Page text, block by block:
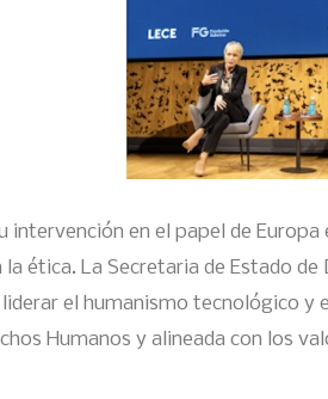
intervención en el papel de
la ética. La Secretaria de Estado
el humanismo tecnológico
Humanos y alineada con los